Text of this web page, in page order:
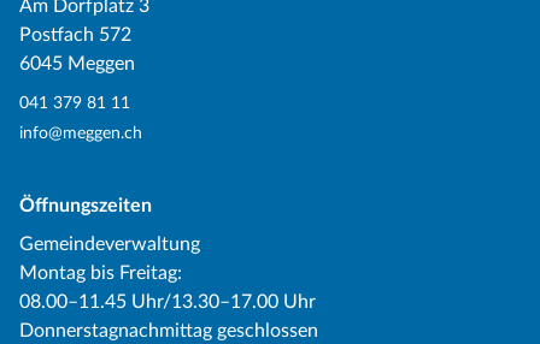
Am Dorfplatz 3
Postfach 572
6045 Meggen
041 379 81 11
info@meggen.ch
Öffnungszeiten
Gemeindeverwaltung
Montag bis Freitag:
08.00–11.45 Uhr/13.30–17.00 Uhr
Donnerstagnachmittag geschlossen